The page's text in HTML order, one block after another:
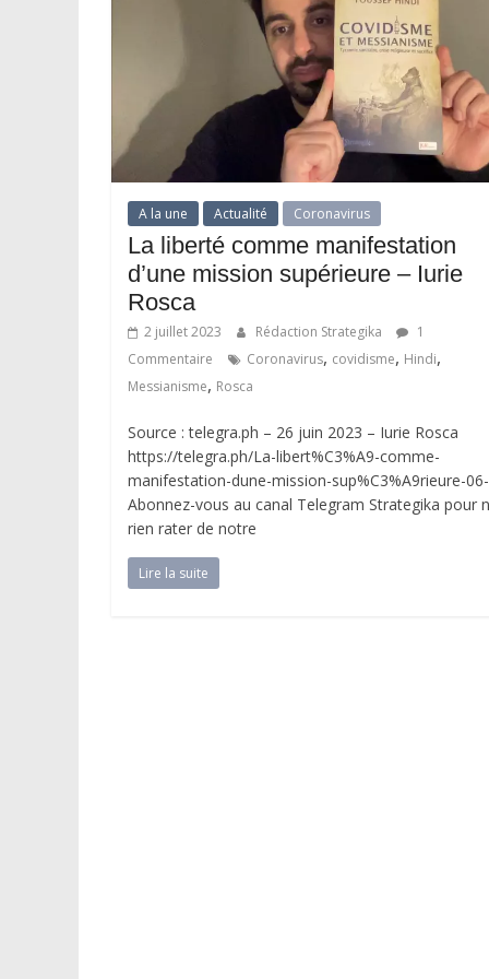
A la une Actualité Coronavirus
La liberté comme manifestation
d’une mission supérieure – Iurie
Rosca
2 juillet 2023 Rédaction Strategika
1
Commentaire
Coronavirus, covidisme, Hindi,
Messianisme, Rosca
Source : telegra.ph – 26 juin 2023 – Iurie Rosca
https://telegra.ph/La-libert%C3%A9-comme-
manifestation-dune-mission-sup%C3%A9rieure-
Abonnez-vous au canal Telegram Strategika pour
rien rater de notre
Lire la suite